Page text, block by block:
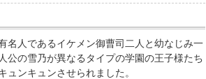
名人であるイケメン御曹司二人と幼なじみ一
公の雪乃が異なるタイプの学園の王子様たち
ンキュンさせられました。